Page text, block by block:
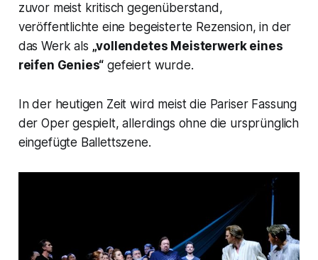
zuvor meist kritisch gegenüberstand,
veröffentlichte eine begeisterte Rezension, in der
das Werk als „vollendetes Meisterwerk eines
reifen Genies“ gefeiert wurde.
In der heutigen Zeit wird meist die Pariser Fassung
der Oper gespielt, allerdings ohne die ursprünglich
eingefügte Ballettszene.